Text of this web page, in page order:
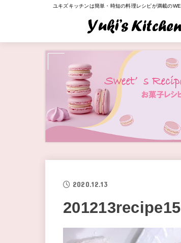
ユキズキッチンは簡単・時短の料理レシピが満載の
2020.12.13
201213recipe15